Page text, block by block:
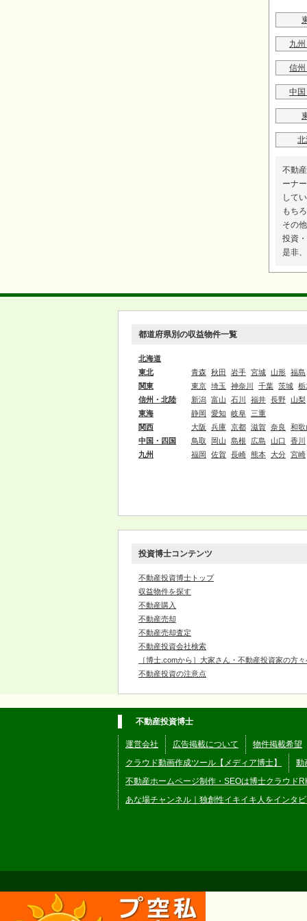
九
信
中
不動
ーナ
して
もち
その
投資
是非
都道府県別の収益物件一覧
北海道
東北
青森 秋田 岩手 宮城 山形 福島
関東
東京 埼玉 神奈川 千葉 茨城 栃
信州・北陸
新潟 富山 石川 福井 長野
山梨
東海
静岡 愛知 岐阜
三重
関西
大阪 兵庫 京都 滋賀 奈良
和歌
中国・四国
鳥取 岡山 島根 広島 山口
香川
九州
福岡 佐賀 長崎 熊本 大分 宮崎
投資博士コンテンツ
不動産投資博士トップ
収益物件を探す
不動産購入
不動産売却
不動産売却査定
不動産投資会社検索
［博士.comから］大家さん・不動産投資家の方
不動産投資の注意点
不動産投資博士
運営会社 広告掲載について
物件掲載希望
クラウド動画作成ツール【メディア博士】
動
不動産ホームページ制作・SEOは博士クラウド
あな場チャンネル｜独創性イキイキ人をインタ